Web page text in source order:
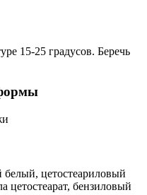
15-25 градусов. Беречь
цетостеариловый
цетостеарат, бензиловый